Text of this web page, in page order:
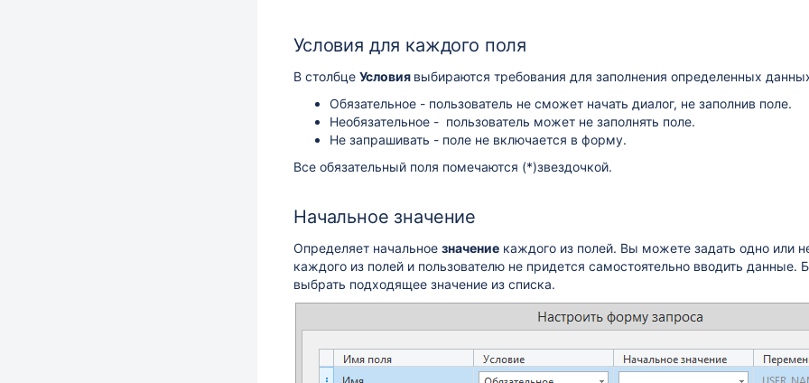
Условия для каждого поля
В столбце Условия выбираются требования для заполнения определенных
Обязательное - пользователь не сможет начать диалог, не заполнив поле.
Необязательное - пользователь может не заполнять поле.
Не запрашивать - поле не включается в форму.
Все обязательный поля помечаются (*)звездочкой.
Начальное значение
Определяет начальное значение каждого из полей. Вы можете задать одно или
каждого из полей и пользователю не придется самостоятельно вводить данные.
выбрать подходящее значение из списка.